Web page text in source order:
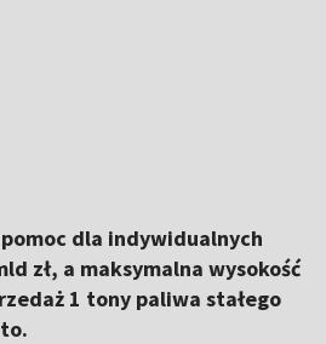
dla indywidualnych
zł, a maksymalna wysokość
1 tony paliwa stałego